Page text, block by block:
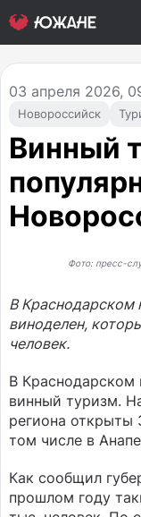
Новороссийск
03 апреля 2026,
Винный
Фото: пресс-
В Краснодарском
виноделен,
человек.
В Краснодарском
винный туризм.
региона открыты
том числе в
Как сообщил
прошлом году